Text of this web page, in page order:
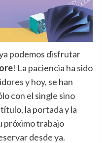
podemos disfrutar
! La paciencia ha sido
y hoy, se han
con el single sino
la portada y la
próximo trabajo
desde ya.